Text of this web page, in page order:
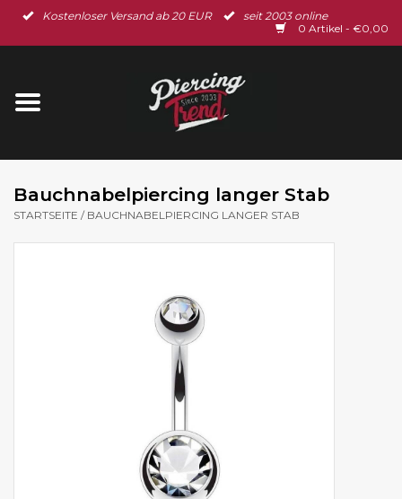
Kostenloser Versand ab 20 EUR
seit 2003 online
0 Artikel - €0,00
Startseite
Ohrschmuck
Bauchnabelpiercing langer Stab
STARTSEITE / BAUCHNABELPIERCING LANGER STAB